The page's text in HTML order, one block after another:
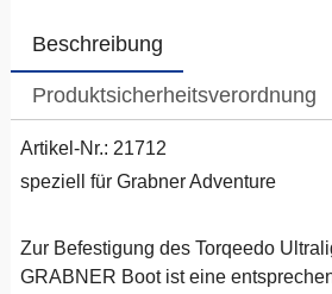
Beschreibung
Produktsicherheitsverordnung
Artikel-Nr.: 21712
speziell für Grabner Adventure
Zur Befestigung des Torqeedo
GRABNER Boot ist eine